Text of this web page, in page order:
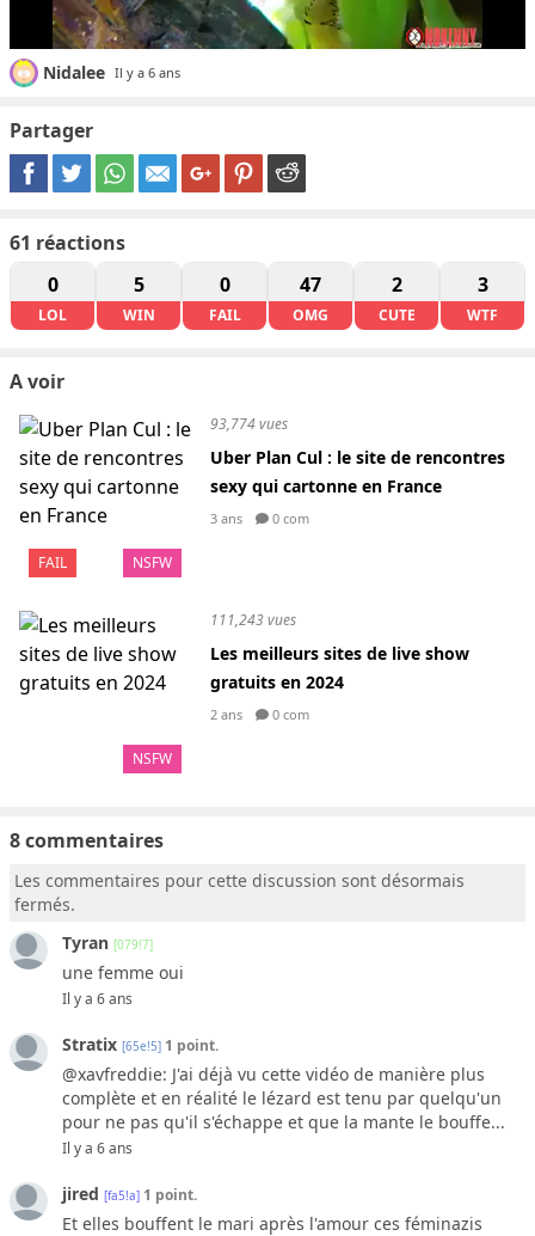
Nidalee Il y a 6 ans
Partager
61 réactions
0
LOL
5
WIN
0
FAIL
47
OMG
2
CUTE
3
WTF
A voir
FAIL NSFW
93,774 vues
Uber Plan Cul : le site de rencontres
sexy qui cartonne en France
3 ans 0 com
NSFW
111,243 vues
Les meilleurs sites de live show
gratuits en 2024
2 ans 0 com
8 commentaires
Les commentaires pour cette discussion sont désormais
fermés.
Tyran [079!7]
une femme oui
Il y a 6 ans
Stratix [65e!5] 1 point.
@xavfreddie: J'ai déjà vu cette vidéo de manière plus
complète et en réalité le lézard est tenu par quelqu'un
pour ne pas qu'il s'échappe et que la mante le bouffe...
Il y a 6 ans
jired [fa5!a] 1 point.
Et elles bouffent le mari après l'amour ces féminazis